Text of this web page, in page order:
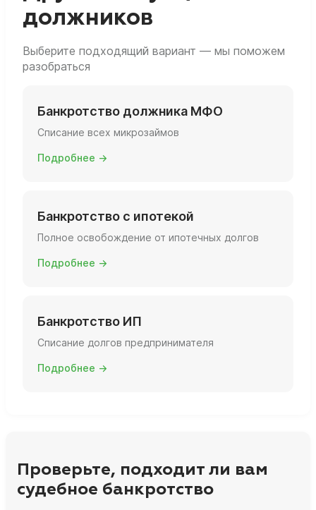
должников
Выберите подходящий вариант — мы поможем
разобраться
Банкротство должника МФО
Списание всех микрозаймов
Подробнее →
Банкротство с ипотекой
Полное освобождение от ипотечных долгов
Подробнее →
Банкротство ИП
Списание долгов предпринимателя
Подробнее →
Проверьте, подходит ли вам
судебное банкротство